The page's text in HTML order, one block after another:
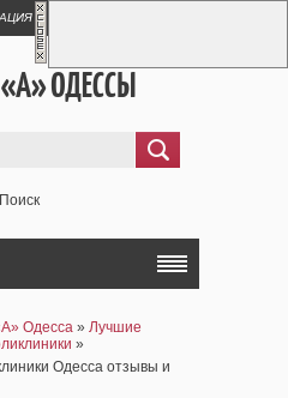
ОДЕССЫ
Поиск
Одесса » Лучшие
»
Одесса отзывы и